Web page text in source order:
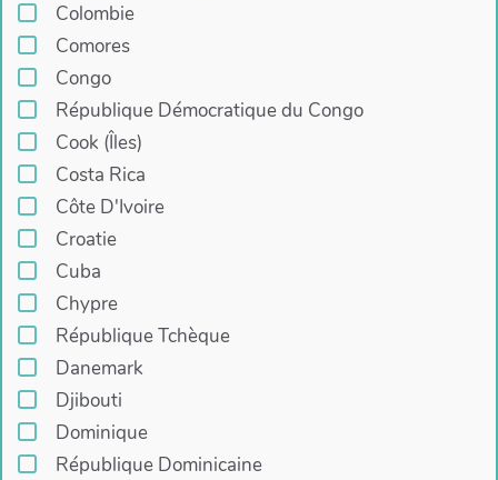
Colombie
Comores
Congo
République Démocratique du Congo
Cook (Îles)
Costa Rica
Côte D'Ivoire
Croatie
Cuba
Chypre
République Tchèque
Danemark
Djibouti
Dominique
République Dominicaine